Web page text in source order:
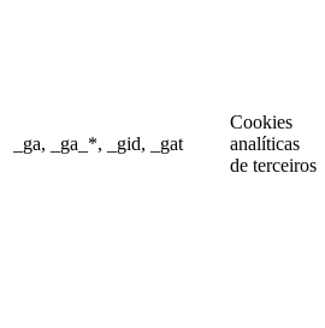
_ga, _ga_*, _gid, _gat
Cookies
analíticas
de terceiros